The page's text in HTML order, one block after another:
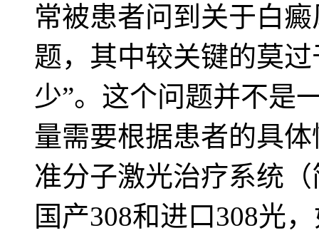
常被患者问到关于白
题，其中较关键的莫
少”。这个问题并不是
量需要根据患者的具
准分子激光治疗系统
国产308和进口308光